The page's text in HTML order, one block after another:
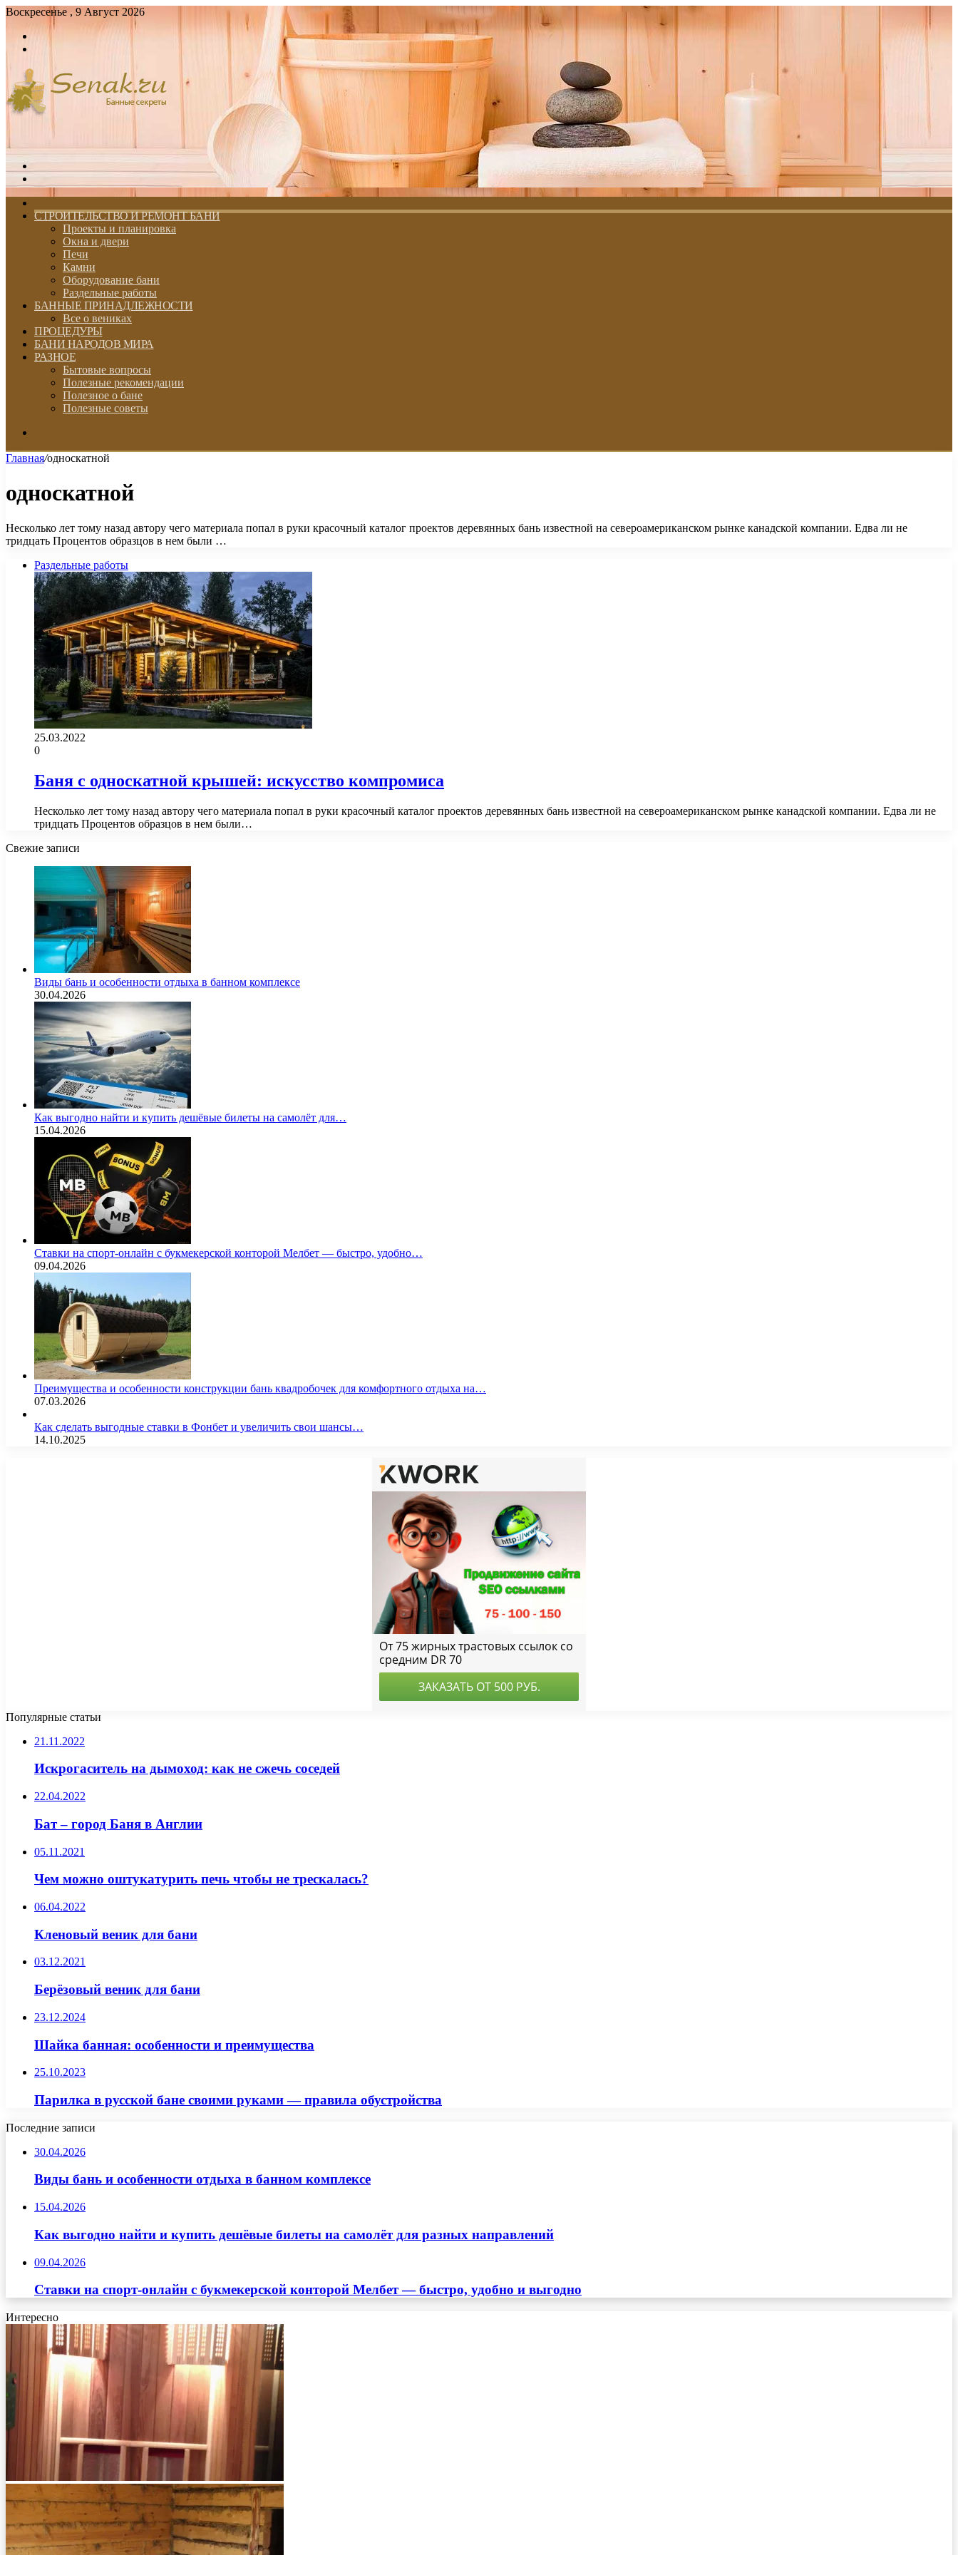
Воскресенье , 9 Август 2026
Войти
skin
СТРОИТЕЛЬСТВО И РЕМОНТ БАНИ
Проекты и планировка
Окна и двери
Печи
Камни
Оборудование бани
Раздельные работы
БАННЫЕ ПРИНАДЛЕЖНОСТИ
Все о вениках
ПРОЦЕДУРЫ
БАНИ НАРОДОВ МИРА
РАЗНОЕ
Бытовые вопросы
Полезные рекомендации
Полезное о бане
Полезные советы
Главная/односкатной
односкатной
Несколько лет тому назад автору чего материала попал в руки красочный каталог проектов деревянных бань известной на североамериканском рынке канадской компании. Едва ли не
тридцать Процентов образцов в нем были …
Раздельные работы
25.03.2022
0
Баня с односкатной крышей: искусство компромиса
Несколько лет тому назад автору чего материала попал в руки красочный каталог проектов деревянных бань известной на североамериканском рынке канадской компании. Едва ли не
тридцать Процентов образцов в нем были…
Свежие записи
Виды бань и особенности отдыха в банном комплексе
30.04.2026
Как выгодно найти и купить дешёвые билеты на самолёт для…
15.04.2026
Ставки на спорт-онлайн с букмекерской конторой Мелбет — быстро, удобно…
09.04.2026
Преимущества и особенности конструкции бань квадробочек для комфортного отдыха на…
07.03.2026
Как сделать выгодные ставки в Фонбет и увеличить свои шансы…
14.10.2025
Популярные статьи
21.11.2022
Искрогаситель на дымоход: как не сжечь соседей
22.04.2022
Бат – город Баня в Англии
05.11.2021
Чем можно оштукатурить печь чтобы не трескалась?
06.04.2022
Кленовый веник для бани
03.12.2021
Берёзовый веник для бани
23.12.2024
Шайка банная: особенности и преимущества
25.10.2023
Парилка в русской бане своими руками — правила обустройства
Последние записи
30.04.2026
Виды бань и особенности отдыха в банном комплексе
15.04.2026
Как выгодно найти и купить дешёвые билеты на самолёт для разных направлений
09.04.2026
Ставки на спорт-онлайн с букмекерской конторой Мелбет — быстро, удобно и выгодно
Интересно